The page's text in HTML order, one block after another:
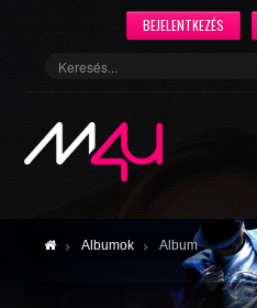
BEJELENTKEZÉS
Albumok Album